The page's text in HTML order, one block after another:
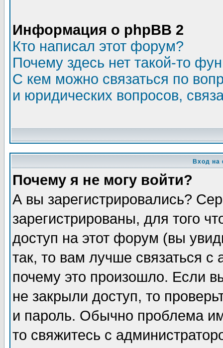
Информация о phpBB 2
Кто написал этот форум?
Почему здесь нет такой-то
С кем можно связаться по
и юридических вопросов,
Вход на
Почему я не могу войти?
А вы зарегистрировались?
зарегистрированы, для того
доступ на этот форум (вы
так, то вам лучше связаться
почему это произошло. Если
не закрыли доступ, то
и пароль. Обычно проблема
то свяжитесь с